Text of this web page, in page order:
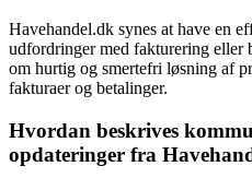
Havehandel.dk synes at have en
udfordringer med fakturering eller
om hurtig og smertefri løsning af
fakturaer og betalinger.
Hvordan beskrives
opdateringer fra